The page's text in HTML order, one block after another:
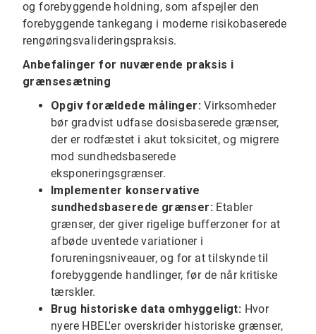
og forebyggende holdning, som afspejler den
forebyggende tankegang i moderne risikobaserede
rengøringsvalideringspraksis.
Anbefalinger for nuværende praksis i
grænsesætning
Opgiv forældede målinger: Virksomheder
bør gradvist udfase dosisbaserede grænser,
der er rodfæstet i akut toksicitet, og migrere
mod sundhedsbaserede
eksponeringsgrænser.
Implementer konservative
sundhedsbaserede grænser: Etabler
grænser, der giver rigelige bufferzoner for at
afbøde uventede variationer i
forureningsniveauer, og for at tilskynde til
forebyggende handlinger, før de når kritiske
tærskler.
Brug historiske data omhyggeligt: Hvor
nyere HBEL'er overskrider historiske grænser,